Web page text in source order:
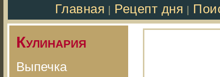
Главная Рецепт дня
Кулинария
Выпечка